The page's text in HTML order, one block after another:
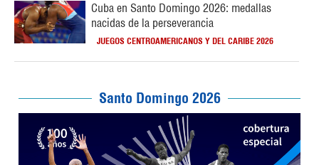
Cuba en Santo Domingo 2026: medallas
nacidas de la perseverancia
JUEGOS CENTROAMERICANOS Y DEL CARIBE 2026
Santo Domingo 2026